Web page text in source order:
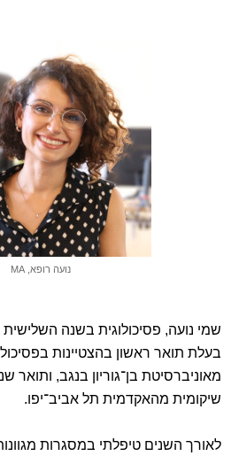
נועה רופא, MA
שמי נועה, פסיכולוגית בשנה
בעלת תואר ראשון בהצטיינות
מאוניברסיטת בן־גוריון בנגב, ותואר
שיקומית מהאקדמית תל אביב־יפו.
לאורך השנים טיפלתי במסגרות